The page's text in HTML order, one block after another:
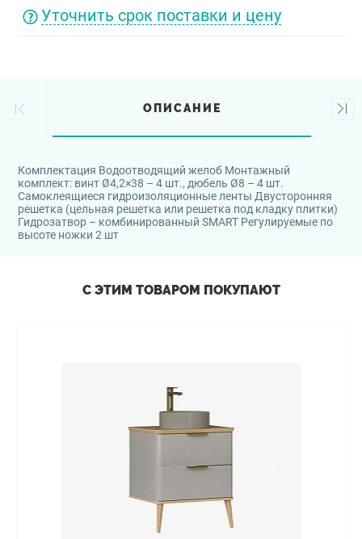
Уточнить срок поставки и цену
ОПИСАНИЕ
Комплектация Водоотводящий желоб Монтажный
комплект: винт Ø4,2×38 – 4 шт., дюбель Ø8 – 4 шт.
Самоклеящиеся гидроизоляционные ленты Двусторонняя
решетка (цельная решетка или решетка под кладку плитки)
Гидрозатвор – комбинированный SMART Регулируемые по
высоте ножки 2 шт
С ЭТИМ ТОВАРОМ ПОКУПАЮТ